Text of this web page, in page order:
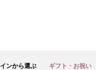
ンから選ぶ ギフト・お祝い